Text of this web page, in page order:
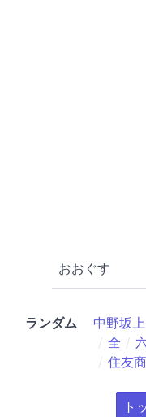
おおぐす
ランダム 中野坂上
全
住友
ト